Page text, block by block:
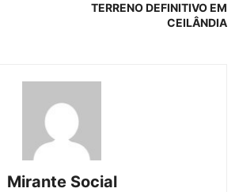
TERRENO DEFINITIVO EM
CEILÂNDIA
Mirante Social